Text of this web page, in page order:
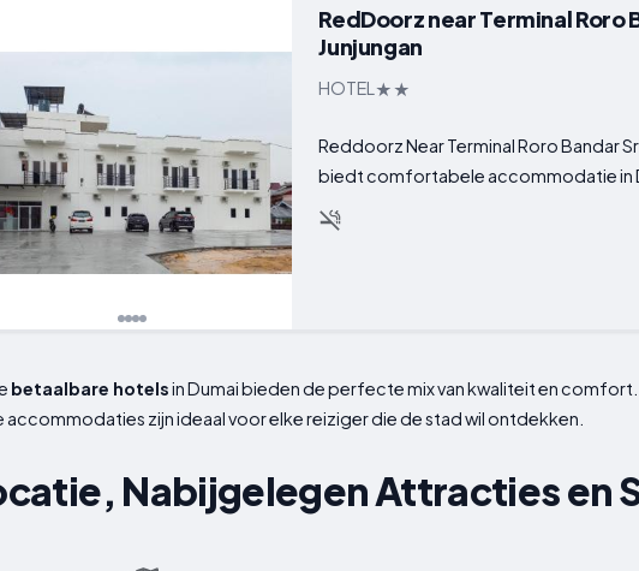
RedDoorz near Terminal Roro
Junjungan
HOTEL
Reddoorz Near Terminal Roro Bandar
biedt comfortabele accommodatie in
betaalbare hotelsin Dumai bieden de perfecte mix van kwaliteit en comfort.
accommodaties zijn ideaal voor elke reiziger die de stad wil ontdekken.
Nabijgelegen Attracties en